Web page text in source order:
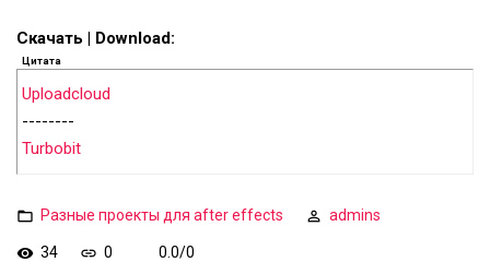
Скачать | Download:
Цитата
Uploadcloud
--------
Turbobit
Разные проекты для after effects admins
34 0 0.0/0